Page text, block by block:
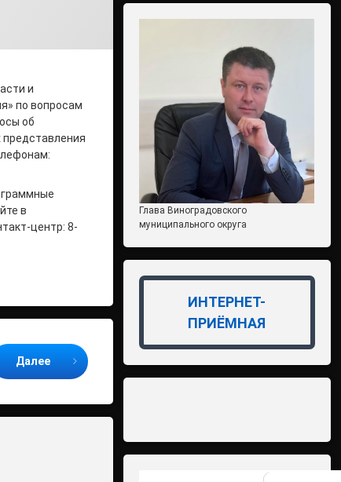
и
по вопросам
об
представления
в
центр: 8-
Далее
Глава Виноградовского
муниципального округа
ИНТЕРНЕТ-
ПРИЁМНАЯ